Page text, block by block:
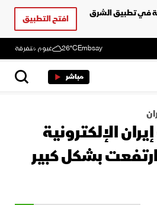
في تطبيق الشرق
افتح التطبيق
Embsay
26°C غيوم متفرقة
مباشر
الإلكترونية
بشكل كبير